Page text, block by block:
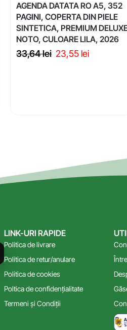
AGENDA DATATA RO A5, 352
PAGINI, COPERTA DIN PIELE
SINTETICA, PREMIUM
NOTO, CULOARE LILA, 2026
33,64lei 23,55 lei
LINK-URI RAPIDE
Politica de livrare
Politica de retur/anulare
Politica de cookies
Poltica de confidențialitate
Termeni și Condiții